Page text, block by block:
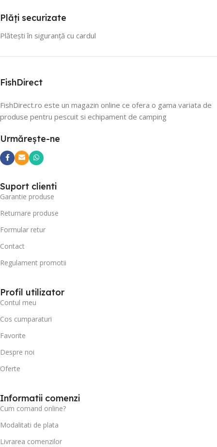
Plăți securizate
Plătești în siguranță cu cardul
FishDirect
FishDirect.ro este un magazin online ce ofera o gama variata de
produse pentru pescuit si echipament de camping
Urmărește-ne
Suport clienti
Garantie produse
Returnare produse
Formular retur
Contact
Regulament promotii
Profil utilizator
Contul meu
Cos cumparaturi
Favorite
Despre noi
Oferte
Informatii comenzi
Cum comand online?
Modalitati de plata
Livrarea comenzilor